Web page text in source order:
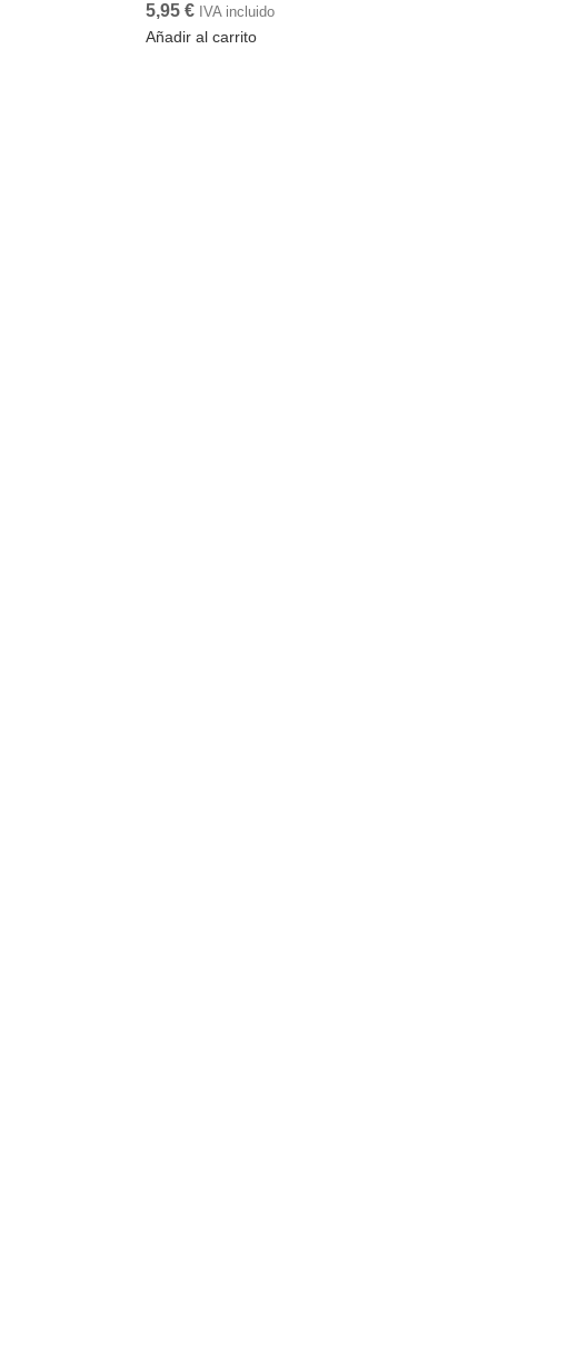
5,95 € IVA incluido
Añadir al carrito